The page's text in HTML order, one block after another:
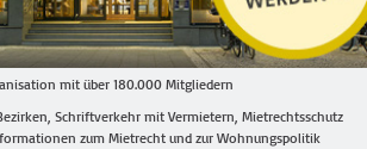
mit über 180.000 Mitgliedern
Schriftverkehr mit Vermietern, Mietrechtsschutz
zum Mietrecht und zur Wohnungspolitik